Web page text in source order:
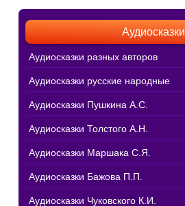
Аудиосказки
Аудиосказки разных авторов
Аудиосказки русские народные
Аудиосказки Пушкина А.С.
Аудиосказки Толстого А.Н.
Аудиосказки Маршака С.Я.
Аудиосказки Бажова П.П.
Аудиосказки Чуковского К.И.